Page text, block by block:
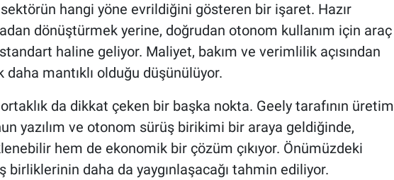
sektörün hangi yöne evrildiğini gösteren bir işaret. Hazır
dönüştürmek yerine, doğrudan otonom kullanım için araç
haline geliyor. Maliyet, bakım ve verimlilik açısından
daha mantıklı olduğu düşünülüyor.
da dikkat çeken bir başka nokta. Geely tarafının üretim
yazılım ve otonom sürüş birikimi bir araya geldiğinde,
hem de ekonomik bir çözüm çıkıyor. Önümüzdeki
birliklerinin daha da yaygınlaşacağı tahmin ediliyor.